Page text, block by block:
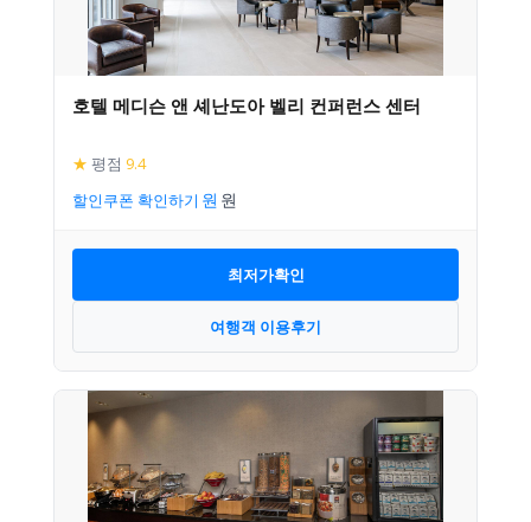
호텔 메디슨 앤 셰난도아 벨리 컨퍼런스 센터
★ 평점 9.4
할인쿠폰 확인하기
최저가확인
여행객 이용후기